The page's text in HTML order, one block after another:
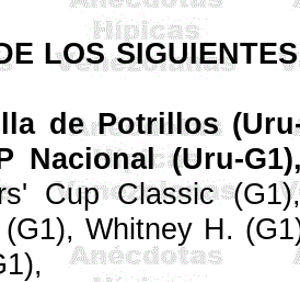
LOS
de Potrillos (Uru
Nacional (Uru-
' Cup Classic
WhitneyH.